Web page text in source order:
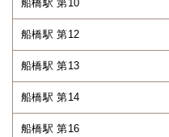
船橋駅 第10
船橋駅 第12
船橋駅 第13
船橋駅 第14
船橋駅 第16